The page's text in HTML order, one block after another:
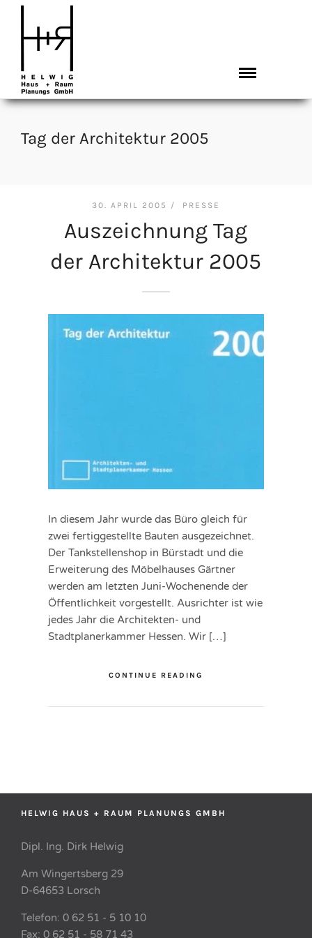
Tag der Architektur 2005
30. APRIL 2005 / PRESSE
Auszeichnung Tag
der Architektur 2005
In diesem Jahr wurde das Büro gleich für
zwei fertiggestellte Bauten ausgezeichnet.
Der Tankstellenshop in Bürstadt und die
Erweiterung des Möbelhauses Gärtner
werden am letzten Juni-Wochenende der
Öffentlichkeit vorgestellt. Ausrichter ist wie
jedes Jahr die Architekten- und
Stadtplanerkammer Hessen. Wir […]
CONTINUE READING
HELWIG HAUS + RAUM PLANUNGS GMBH
Dipl. Ing. Dirk Helwig
Am Wingertsberg 29
D-64653 Lorsch
Telefon: 0 62 51 - 5 10 10
Fax: 0 62 51 - 58 71 43